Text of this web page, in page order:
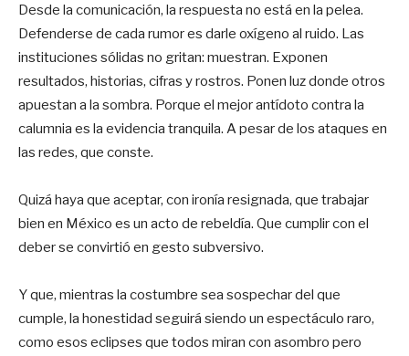
Desde la comunicación, la respuesta no está en la pelea.
Defenderse de cada rumor es darle oxígeno al ruido. Las
instituciones sólidas no gritan: muestran. Exponen
resultados, historias, cifras y rostros. Ponen luz donde otros
apuestan a la sombra. Porque el mejor antídoto contra la
calumnia es la evidencia tranquila. A pesar de los ataques en
las redes, que conste.
Quizá haya que aceptar, con ironía resignada, que trabajar
bien en México es un acto de rebeldía. Que cumplir con el
deber se convirtió en gesto subversivo.
Y que, mientras la costumbre sea sospechar del que
cumple, la honestidad seguirá siendo un espectáculo raro,
como esos eclipses que todos miran con asombro pero